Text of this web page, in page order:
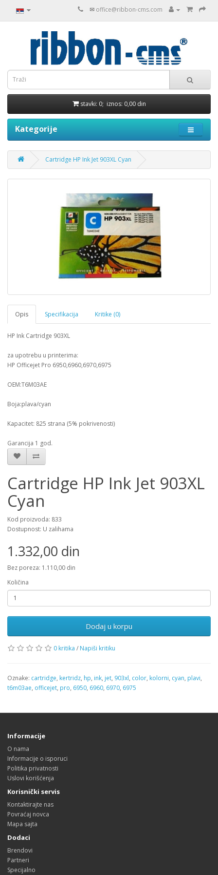
✉ office@ribbon-cms.com
stavki: 0; iznos: 0,00 din
Kategorije
Cartridge HP Ink Jet 903XL Cyan
Opis Specifikacija Kritike (0)
HP Ink Cartridge 903XL
za upotrebu u printerima:
HP Officejet Pro 6950,6960,6970,6975
OEM:T6M03AE
Boja:plava/cyan
Kapacitet: 825 strana (5% pokrivenosti)
Garancija 1 god.
Cartridge HP Ink Jet 903XL
Cyan
Kod proizvoda: 833
Dostupnost: U zalihama
1.332,00 din
Bez poreza: 1.110,00 din
Količina
Dodaj u korpu
0 kritika / Napiši kritiku
Oznake: cartridge, kertridz, hp, ink, jet, 903xl, color, kolorni, cyan, plavi,
t6m03ae, officejet, pro, 6950, 6960, 6970, 6975
Informacije
O nama
Informacije o isporuci
Politika privatnosti
Uslovi korišćenja
Korisnički servis
Kontaktirajte nas
Povraćaj novca
Mapa sajta
Dodaci
Brendovi
Partneri
Specijalno